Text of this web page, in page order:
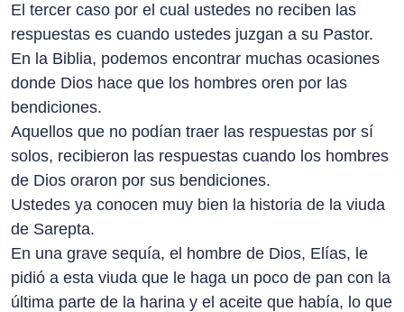
El tercer caso por el cual ustedes no reciben las
respuestas es cuando ustedes juzgan a su Pastor.
En la Biblia, podemos encontrar muchas ocasiones
donde Dios hace que los hombres oren por las
bendiciones.
Aquellos que no podían traer las respuestas por sí
solos, recibieron las respuestas cuando los hombres
de Dios oraron por sus bendiciones.
Ustedes ya conocen muy bien la historia de la viuda
de Sarepta.
En una grave sequía, el hombre de Dios, Elías, le
pidió a esta viuda que le haga un poco de pan con la
última parte de la harina y el aceite que había, lo que